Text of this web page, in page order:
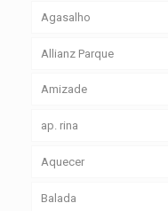
Agasalho
Allianz Parque
Amizade
ap. rina
Aquecer
Balada